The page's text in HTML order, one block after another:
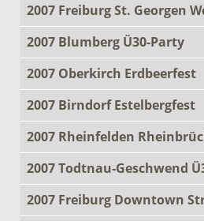
2007 Freiburg St. Georgen
2007 Blumberg Ü30-Party
2007 Oberkirch Erdbeerfest
2007 Birndorf Estelbergfest
2007 Rheinfelden
2007 Todtnau-Geschwend
2007 Freiburg Downtown